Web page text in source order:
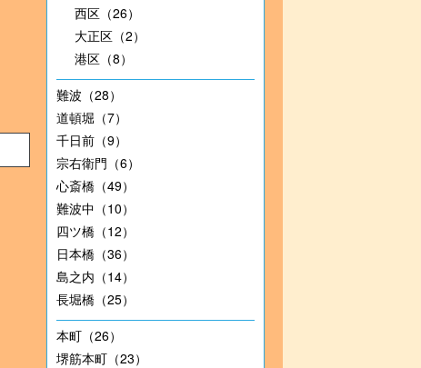
西区（26）
大正区（2）
港区（8）
難波（28）
道頓堀（7）
千日前（9）
宗右衛門（6）
心斎橋（49）
難波中（10）
四ツ橋（12）
日本橋（36）
島之内（14）
長堀橋（25）
本町（26）
堺筋本町（23）